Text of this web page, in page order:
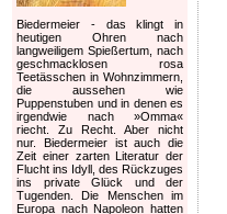
Biedermeier - das klingt in
heutigen Ohren nach
langweiligem Spießertum, nach
geschmacklosen rosa
Teetässchen in Wohnzimmern,
die aussehen wie
Puppenstuben und in denen es
irgendwie nach »Omma«
riecht. Zu Recht. Aber nicht
nur. Biedermeier ist auch die
Zeit einer zarten Literatur der
Flucht ins Idyll, des Rückzuges
ins private Glück und der
Tugenden. Die Menschen im
Europa nach Napoleon hatten